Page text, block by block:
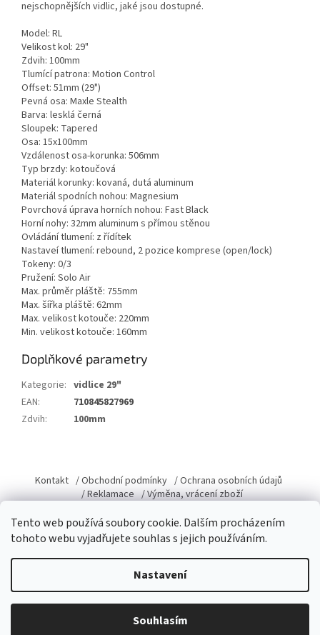
Tento web používá soubory cookie. Dalším procházením
tohoto webu vyjadřujete souhlas s jejich používáním.
Nastavení
Souhlasím
nejschopnějších vidlic, jaké jsou dostupné.
Model: RL
Velikost kol: 29"
Zdvih: 100mm
Tlumící patrona: Motion Control
Offset: 51mm (29")
Pevná osa: Maxle Stealth
Barva: lesklá černá
Sloupek: Tapered
Osa: 15x100mm
Vzdálenost osa-korunka: 506mm
Typ brzdy: kotoučová
Materiál korunky: kovaná, dutá aluminum
Materiál spodních nohou: Magnesium
Povrchová úprava horních nohou: Fast Black
Horní nohy: 32mm aluminum s přímou stěnou
Ovládání tlumení: z řídítek
Nastaveí tlumení: rebound, 2 pozice komprese (open/lock)
Tokeny: 0/3
Pružení: Solo Air
Max. průměr pláště: 755mm
Max. šířka pláště: 62mm
Max. velikost kotouče: 220mm
Min. velikost kotouče: 160mm
Doplňkové parametry
Kategorie: vidlice 29"
EAN:
710845827969
Zdvih: 100mm
p
a
Kontakt / Obchodní podmínky / Ochrana osobních údajů
/ Reklamace / Výměna, vrácení zboží
Copyright 2026Domacky.cz. Všechna práva vyhrazena.Upravit
nastavení cookies